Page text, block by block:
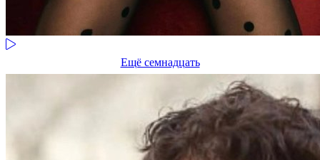
Ещё семнадцать